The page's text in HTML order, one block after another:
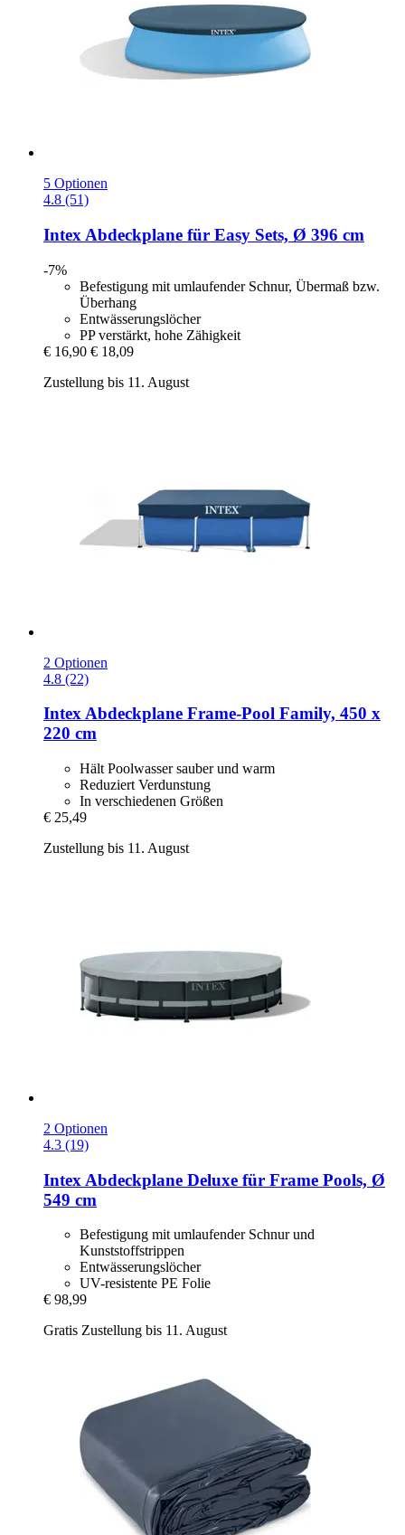
5 Optionen
4.8 (51)
Intex Abdeckplane für Easy Sets, Ø 396 cm
-7%
Befestigung mit umlaufender Schnur, Übermaß bzw.
Überhang
Entwässerungslöcher
PP verstärkt, hohe Zähigkeit
€ 16,90 € 18,09
Zustellung bis 11. August
2 Optionen
4.8 (22)
IntexAbdeckplane Frame-​Pool Family, 450 x
220 cm
Hält Poolwasser sauber und warm
Reduziert Verdunstung
In verschiedenen Größen
€ 25,49
Zustellung bis 11. August
2 Optionen
4.3 (19)
Intex Abdeckplane Deluxe für Frame Pools, Ø
549 cm
Befestigung mit umlaufender Schnur und
Kunststoffstrippen
Entwässerungslöcher
UV-resistente PE Folie
€ 98,99
Gratis Zustellung bis 11. August